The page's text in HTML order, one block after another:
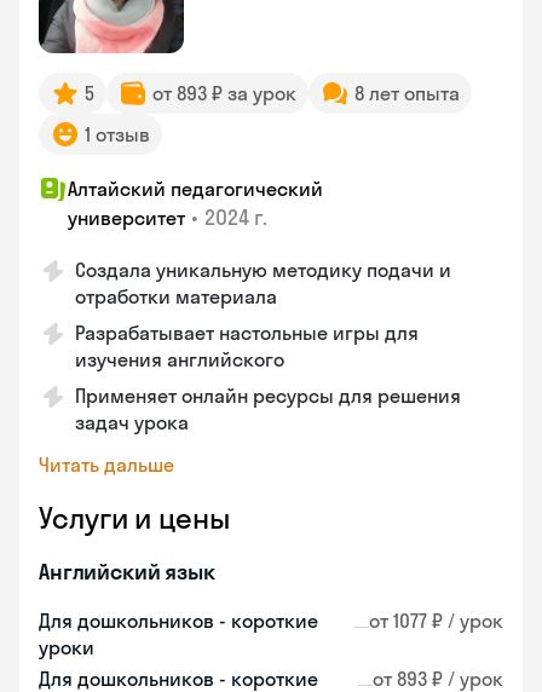
5 от 893 ₽ за урок
8 лет опыта
1 отзыв
Алтайский педагогический
университет • 2024 г.
Создала уникальную методику подачи и
отработки материала
Разрабатывает настольные игры для
изучения английского
Применяет онлайн ресурсы для решения
задач урока
Читать дальше
Услуги и цены
Английский язык
Для дошкольников - короткие
уроки
от 1077 ₽ / урок
Для дошкольников - короткие
от 893 ₽ / урок